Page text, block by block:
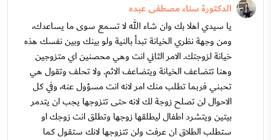
الدكتورة سناء مصطفى عبده
يا سيدي اهلا بك وان شاء الله لا تسمع سوى ما يساعدك،
ومن وجهة نظري الخيانة تبدأ بالنية ولو بينك وبين نفسك هذه
خيانة لزوجتك. الامر الثاني انت وهي محصنين اي متزوجين
وهنا تتضاعف الخيانة ويتضاعف الاثم. ولا تحلف وتقول هي
تحبني فربما تطلب منك امر لانه انت مسؤول عنه، وفي كل
الاحوال لن تصلح زوجة لك لانه حتى تتزوجها يجب ان يتدمر
بيتين ويتشرد اطفال ليطلقها زوجها وتطلق انت زوجك او
ستطلب الطلاق ان عرفت ولن تتزوجها لانك ستقول كما